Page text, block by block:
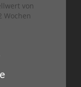
von
Wochen